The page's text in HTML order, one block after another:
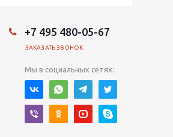
+7 495 480-05-67
ЗАКАЗАТЬ ЗВОНОК
Мы в социальных сетях: